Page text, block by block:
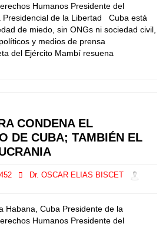
Humanos Presidente del
Presidencial de la Libertad Cuba está
de miedo, sin ONGs ni sociedad civil,
y medios de prensa
del Ejército Mambí resuena
CONDENA EL
DE CUBA; TAMBIÉN EL
Dr. OSCAR ELIAS BISCET
Habana, Cuba Presidente de la
Humanos Presidente del